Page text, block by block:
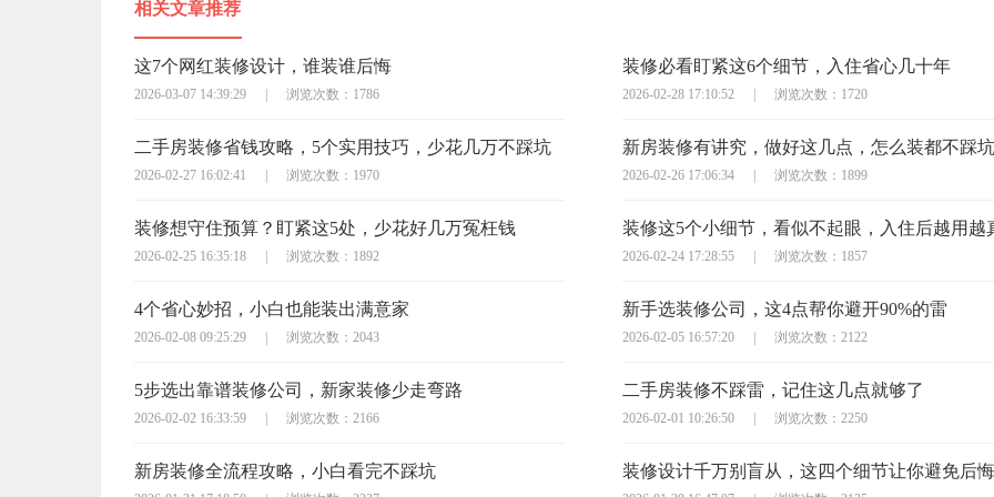
相关文章推荐
这7个网红装修设计，谁装谁后悔
2026-03-07 14:39:29 浏览次数：1786
装修必看盯紧这6个细节，入住省心几十年
2026-02-28 17:10:52 浏览次数：1720
二手房装修省钱攻略，5个实用技巧，少花几万不踩坑
2026-02-27 16:02:41 浏览次数：1970
新房装修有讲究，做好这几点，怎么装都不踩坑
2026-02-26 17:06:34 浏览次数：1899
装修想守住预算？盯紧这5处，少花好几万冤枉钱
2026-02-25 16:35:18 浏览次数：1892
装修这5个小细节，看似不起眼，入住后越用越
2026-02-24 17:28:55 浏览次数：1857
4个省心妙招，小白也能装出满意家
2026-02-08 09:25:29 浏览次数：2043
新手选装修公司，这4点帮你避开90%的雷
2026-02-05 16:57:20 浏览次数：2122
5步选出靠谱装修公司，新家装修少走弯路
2026-02-02 16:33:59 浏览次数：2166
二手房装修不踩雷，记住这几点就够了
2026-02-01 10:26:50 浏览次数：2250
新房装修全流程攻略，小白看完不踩坑 装修设计千万别盲从，这四个细节让你避免后悔